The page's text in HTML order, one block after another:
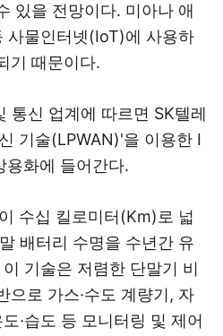
있을 전망이다. 미아나 애
사물인터넷(IoT)에 사용하
기 때문이다.
통신 업계에 따르면 SK텔레
기술(LPWAN)'을 이용한 I
용화에 들어간다.
수십 킬로미터(Km)로 넓
배터리 수명을 수년간 유
기술은 저렴한 단말기 비
으로 가스·수도 계량기, 자
·습도 등 모니터링 및 제어